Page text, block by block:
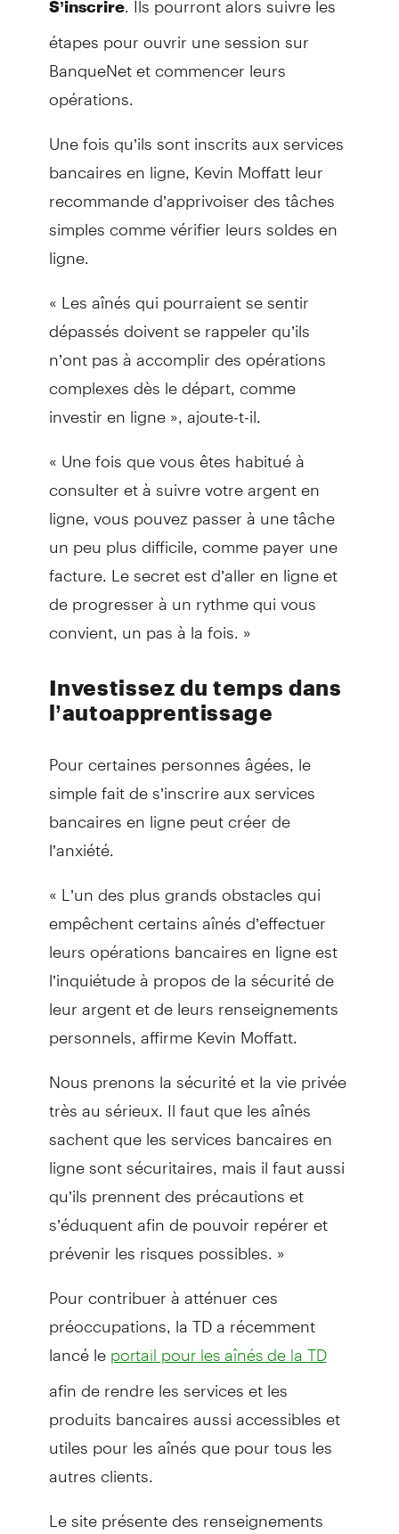
S’inscrire
étapes pour ouvrir une session sur
BanqueNet et commencer leurs
opérations.
Une fois qu’ils sont inscrits aux services
bancaires en ligne, Kevin Moffatt leur
recommande d’apprivoiser des tâches
simples comme vérifier leurs soldes en
ligne.
« Les aînés qui pourraient se sentir
dépassés doivent se rappeler qu’ils
n’ont pas à accomplir des opérations
complexes dès le départ, comme
investir en ligne », ajoute-t-il.
« Une fois que vous êtes habitué à
consulter et à suivre votre argent en
ligne, vous pouvez passer à une tâche
un peu plus difficile, comme payer une
facture. Le secret est d’aller en ligne et
de progresser à un rythme qui vous
convient, un pas à la fois. »
Investissez du temps dans
l’autoapprentissage
Pour certaines personnes âgées, le
simple fait de s’inscrire aux services
bancaires en ligne peut créer de
l’anxiété.
« L’un des plus grands obstacles qui
empêchent certains aînés d’effectuer
leurs opérations bancaires en ligne est
l’inquiétude à propos de la sécurité de
leur argent et de leurs renseignements
personnels, affirme Kevin Moffatt.
Nous prenons la sécurité et la vie privée
très au sérieux. Il faut que les aînés
sachent que les services bancaires en
ligne sont sécuritaires, mais il faut aussi
qu’ils prennent des précautions et
s’éduquent afin de pouvoir repérer et
prévenir les risques possibles. »
Pour contribuer à atténuer ces
préoccupations, la TD a récemment
lancé le portail pour les aînés de la TD
afin de rendre les services et les
produits bancaires aussi accessibles et
utiles pour les aînés que pour tous les
autres clients.
Le site présente des renseignements